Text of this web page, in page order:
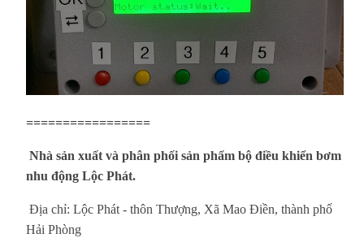
=================
Nhà sản xuất và phân phối sản phẩm bộ điều khiển bơm
nhu động Lộc Phát.
Địa chỉ: Lộc Phát - thôn Thượng, Xã Mao Điền, thành phố
Hải Phòng